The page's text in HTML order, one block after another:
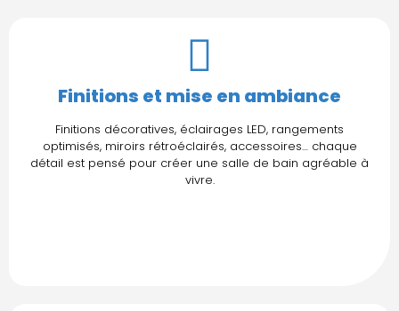
Finitions et mise en ambiance
Finitions décoratives, éclairages LED, rangements
optimisés, miroirs rétroéclairés, accessoires… chaque
détail est pensé pour créer une salle de bain agréable à
vivre.